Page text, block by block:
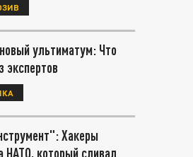
ультиматум: Что
экспертов
Хакеры
НАТО, который сливал